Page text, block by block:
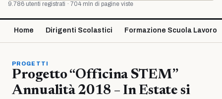
9.786 utenti registrati · 704 mln di pagine viste
Home Dirigenti Scolastici Formazione Scuola Lavoro
PROGETTI
Progetto “Officina STEM”
Annualità 2018 – In Estate si